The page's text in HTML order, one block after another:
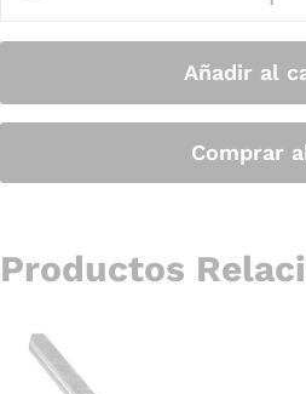
Añadir al
Comprar
Productos